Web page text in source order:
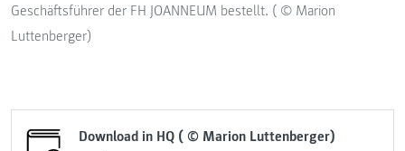
Geschäftsführer der FH JOANNEUM bestellt. ( © Marion
Luttenberger)
Download in HQ ( © Marion Luttenberger)